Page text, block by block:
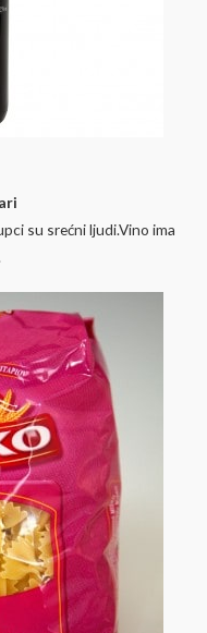
su srećni ljudi.Vino ima